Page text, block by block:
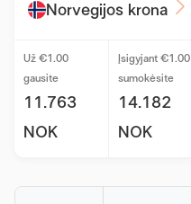
Norvegijos krona
Už €1.00
gausite
11.763
NOK
Įsigyjant €1.00
sumokėsite
14.182
NOK